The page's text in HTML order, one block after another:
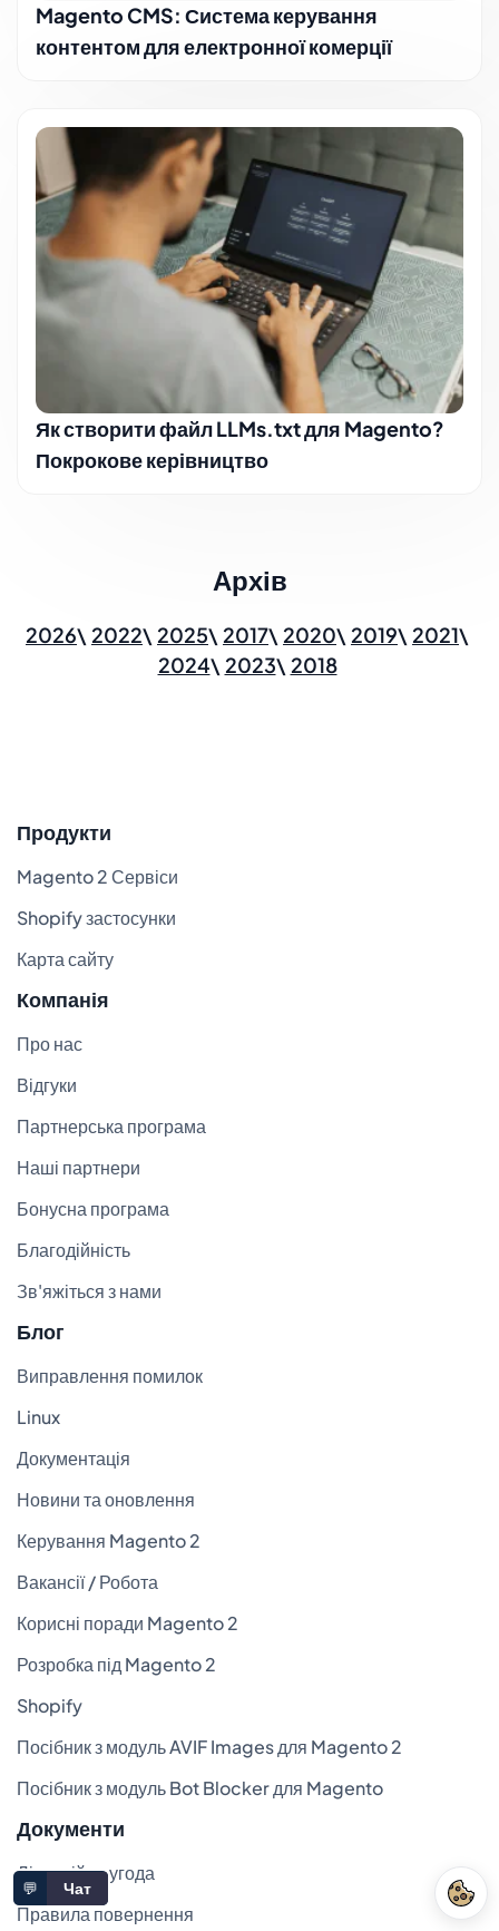
Magento CMS: Система керування
контентом для електронної комерції
Як створити файл LLMs.txt для Magento?
Покрокове керівництво
Архів
2026 2022 2025 2017 2020 2019
2021
2024
2023 2018
Продукти
Magento 2 Сервіси
Shopify застосунки
Карта сайту
Компанія
Про нас
Відгуки
Партнерська програма
Наші партнери
Бонусна програма
Благодійність
Зв'яжіться з нами
Блог
Виправлення помилок
Linux
Документація
Новини та оновлення
Керування Magento 2
Вакансії / Робота
Корисні поради Magento 2
Розробка під Magento 2
Shopify
Посібник з модуль AVIF Images для Magento 2
Посібник з модуль Bot Blocker для Magento
Документи
Ліцензійна угода
Правила повернення
💬 Чат